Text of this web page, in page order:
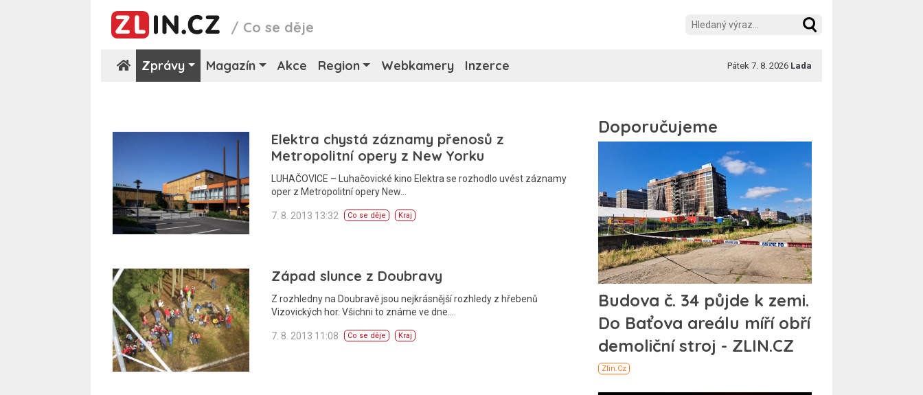
/ Co se děje
Zprávy Magazín Akce Region Webkamery Inzerce Pátek 7. 8. 2026 Lada
Elektra chystá záznamy přenosů z
Metropolitní opery z New Yorku
LUHAČOVICE – Luhačovické kino Elektra se rozhodlo uvést záznamy
oper z Metropolitní opery New…
7. 8. 2013 13:32 Co se děje Kraj
Západ slunce z Doubravy
Z rozhledny na Doubravě jsou nejkrásnější rozhledy z hřebenů
Vizovických hor. Všichni to známe ve dne.…
7. 8. 2013 11:08 Co se děje Kraj